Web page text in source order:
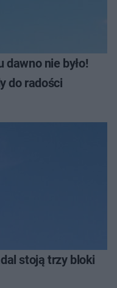
dawno nie było!
do radości
stoją trzy bloki